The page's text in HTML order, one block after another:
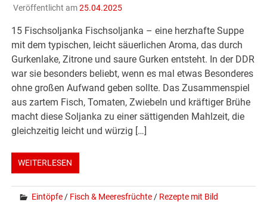
Veröffentlicht am25.04.2025
15 Fischsoljanka Fischsoljanka – eine herzhafte Suppe
mit dem typischen, leicht säuerlichen Aroma, das durch
Gurkenlake, Zitrone und saure Gurken entsteht. In der DDR
war sie besonders beliebt, wenn es mal etwas Besonderes
ohne großen Aufwand geben sollte. Das Zusammenspiel
aus zartem Fisch, Tomaten, Zwiebeln und kräftiger Brühe
macht diese Soljanka zu einer sättigenden Mahlzeit, die
gleichzeitig leicht und würzig […]
WEITERLESEN
Eintöpfe / Fisch & Meeresfrüchte / Rezepte mit Bild